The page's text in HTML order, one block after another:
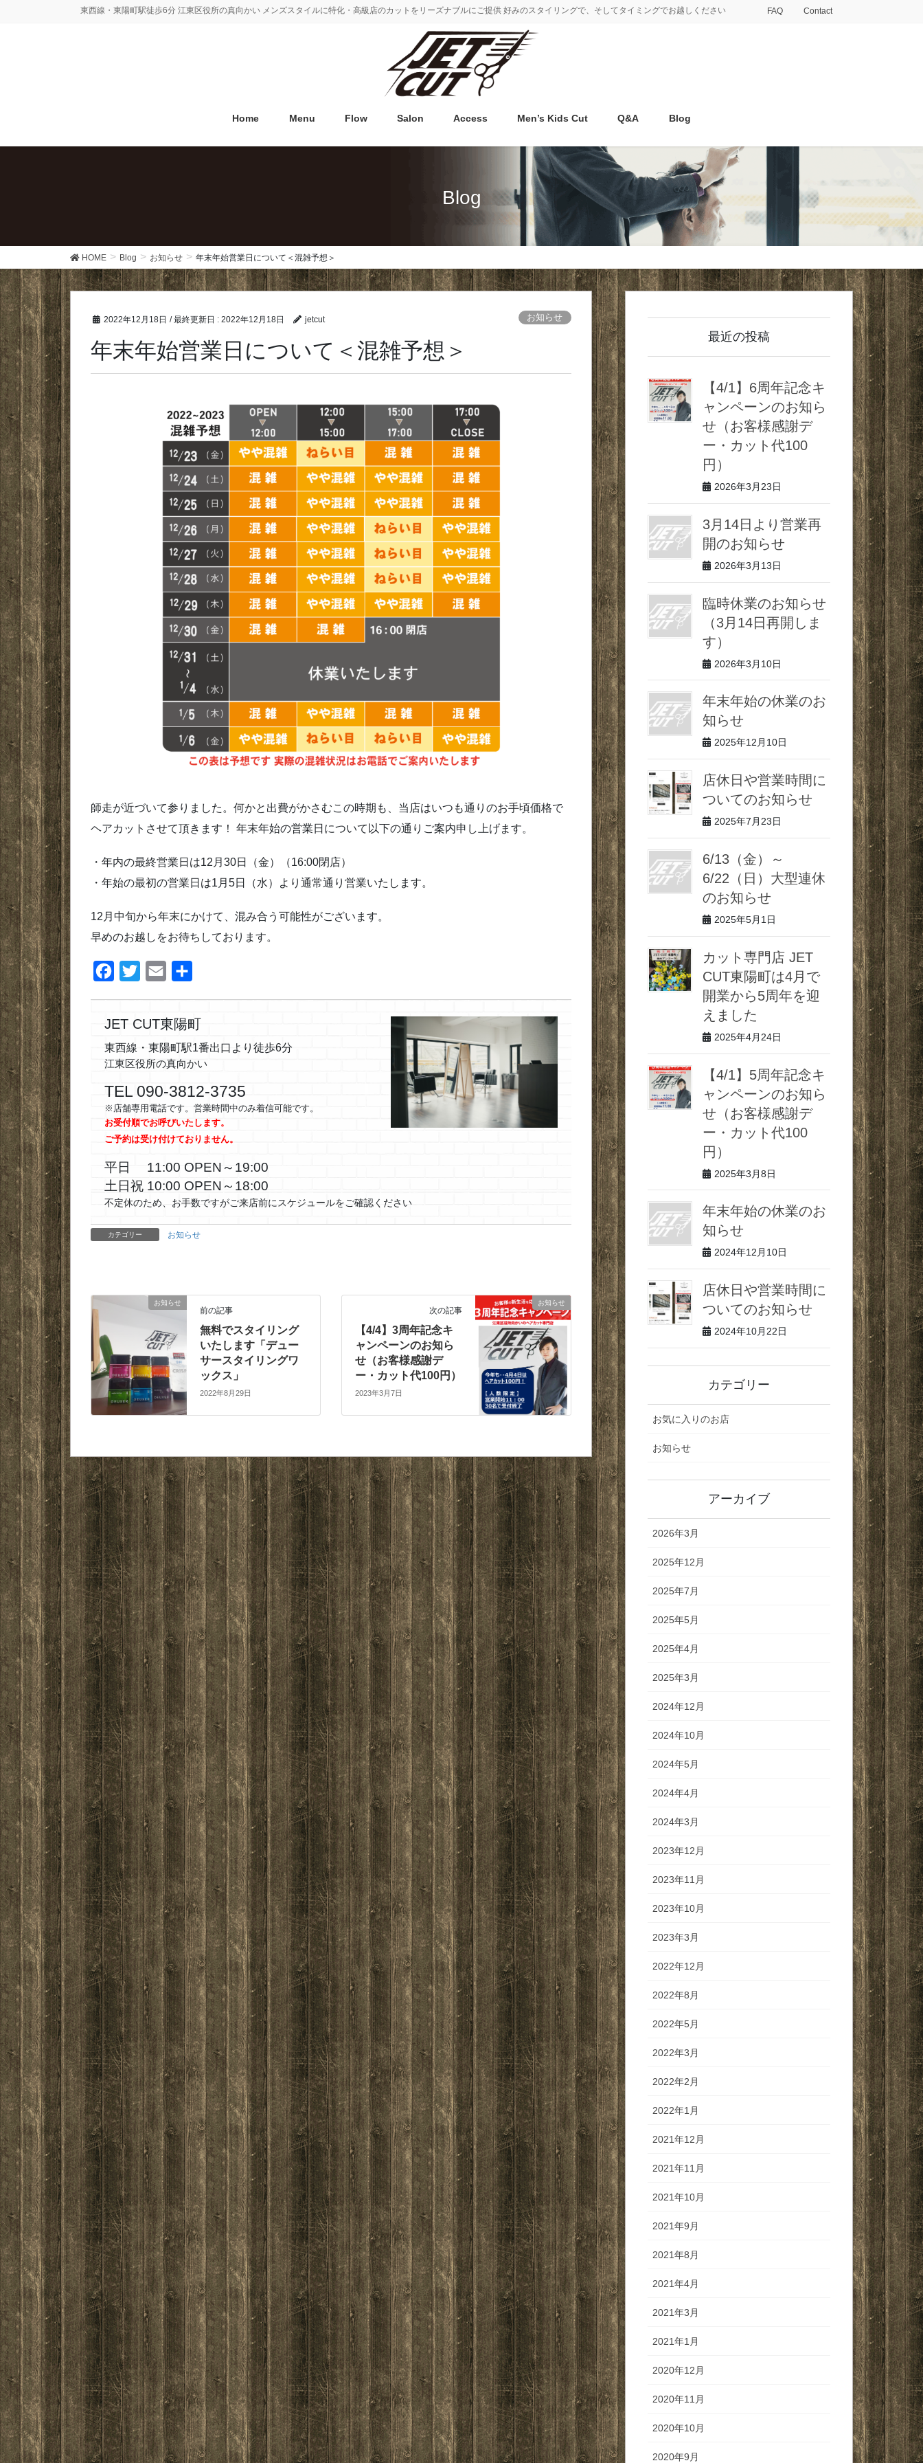
東西線・東陽町駅徒歩6分 江東区役所の真向かい メンズスタイルに特化・高級店のカットをリーズナブルにご提供 好みのスタイリングで、そしてタイミングでお越しください FAQ Contact
Home Menu Flow Salon Access Men’s Kids Cut Q&A Blog
Blog
HOME Blog お知らせ 年末年始営業日について＜混雑予想＞
2022年12月18日 / 最終更新日 : 2022年12月18日 jetcut お知らせ
年末年始営業日について＜混雑予想＞
師走が近づいて参りました。何かと出費がかさむこの時期も、当店はいつも通りのお手頃価格で
ヘアカットさせて頂きます！ 年末年始の営業日について以下の通りご案内申し上げます。
・年内の最終営業日は12月30日（金）（16:00閉店）
・年始の最初の営業日は1月5日（水）より通常通り営業いたします。
12月中旬から年末にかけて、混み合う可能性がございます。
早めのお越しをお待ちしております。
e
b
o
k
t
r
i
l
JET CUT東陽町
東西線・東陽町駅1番出口より徒歩6分
江東区役所の真向かい
TEL 090-3812-3735
※店舗専用電話です。営業時間中のみ着信可能です。
お受付順でお呼びいたします。
ご予約は受け付けておりません。
平日 11:00 OPEN～19:00
土日祝 10:00 OPEN～18:00
不定休のため、お手数ですがご来店前にスケジュールをご確認ください
カテゴリー お知らせ
お知らせ
前の記事
無料でスタイリング
いたします「デュー
サースタイリングワ
ックス」
2022年8月29日
お知らせ
次の記事
【4/4】3周年記念キ
ャンペーンのお知ら
せ（お客様感謝デ
ー・カット代100円）
2023年3月7日
最近の投稿
【4/1】6周年記念キ
ャンペーンのお知ら
せ（お客様感謝デ
ー・カット代100
円）
2026年3月23日
3月14日より営業再
開のお知らせ
2026年3月13日
臨時休業のお知らせ
（3月14日再開しま
す）
2026年3月10日
年末年始の休業のお
知らせ
2025年12月10日
店休日や営業時間に
ついてのお知らせ
2025年7月23日
6/13（金）～
6/22（日）大型連休
のお知らせ
2025年5月1日
カット専門店 JET
CUT東陽町は4月で
開業から5周年を迎
えました
2025年4月24日
【4/1】5周年記念キ
ャンペーンのお知ら
せ（お客様感謝デ
ー・カット代100
円）
2025年3月8日
年末年始の休業のお
知らせ
2024年12月10日
店休日や営業時間に
ついてのお知らせ
2024年10月22日
カテゴリー
お気に入りのお店
お知らせ
アーカイブ
2026年3月
2025年12月
2025年7月
2025年5月
2025年4月
2025年3月
2024年12月
2024年10月
2024年5月
2024年4月
2024年3月
2023年12月
2023年11月
2023年10月
2023年3月
2022年12月
2022年8月
2022年5月
2022年3月
2022年2月
2022年1月
2021年12月
2021年11月
2021年10月
2021年9月
2021年8月
2021年4月
2021年3月
2021年1月
2020年12月
2020年11月
2020年10月
2020年9月